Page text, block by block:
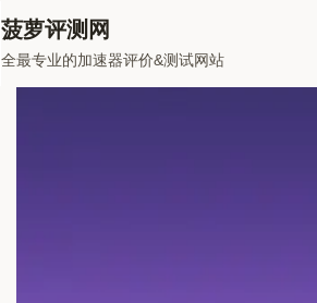
菠萝评测网
全最专业的加速器评价&测试网站